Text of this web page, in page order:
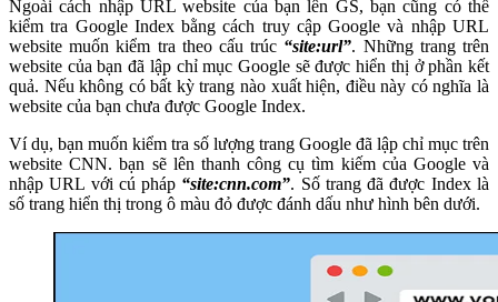
Ngoài cách nhập URL website của bạn lên GS, bạn cũng có thể
kiểm tra Google Index bằng cách truy cập Google và nhập URL
website muốn kiểm tra theo cấu trúc “site:url”. Những trang trên
website của bạn đã lập chỉ mục Google sẽ được hiển thị ở phần kết
quả. Nếu không có bất kỳ trang nào xuất hiện, điều này có nghĩa là
website của bạn chưa được Google Index.
Ví dụ, bạn muốn kiểm tra số lượng trang Google đã lập chỉ mục trên
website CNN. bạn sẽ lên thanh công cụ tìm kiếm của Google và
nhập URL với cú pháp “site:cnn.com”. Số trang đã được Index là
số trang hiển thị trong ô màu đỏ được đánh dấu như hình bên dưới.